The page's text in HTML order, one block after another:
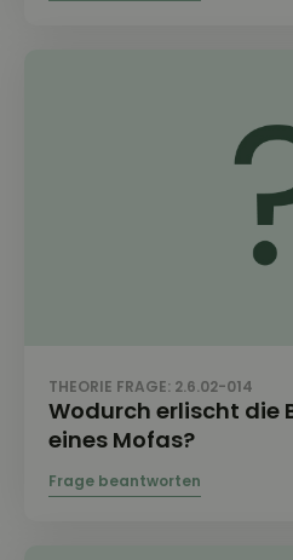
THEORIE FRAGE: 2.6.02-014
Wodurch erlischt die
eines Mofas?